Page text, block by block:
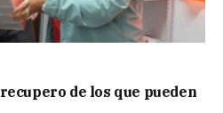
de los que pueden